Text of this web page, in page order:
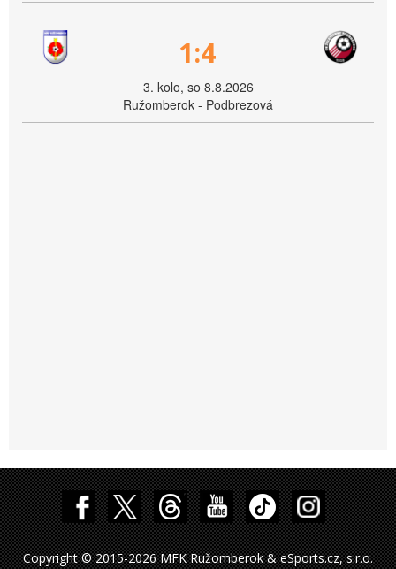
1:4
3. kolo, so 8.8.2026
Ružomberok - Podbrezová
Copyright © 2015-2026 MFK Ružomberok & eSports.cz, s.r.o.